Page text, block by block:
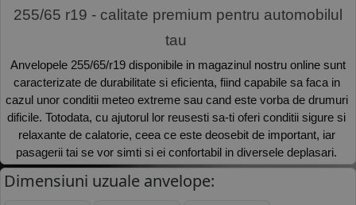
tau
caracterizate de durabilitate si eficienta, fiind capabile sa faca in
cazul unor conditii meteo extreme sau cand este vorba de drumuri
dificile. Totodata, cu ajutorul lor reusesti sa-ti oferi conditii sigure si
relaxante de calatorie, ceea ce este deosebit de important, iar
pasagerii tai se vor simti si ei confortabil in diversele deplasari.
Dimensiuni uzuale anvelope: